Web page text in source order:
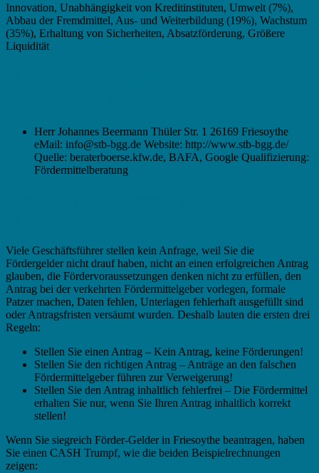
Innovation, Unabhängigkeit von Kreditinstituten, Umwelt (7%),
Abbau der Fremdmittel, Aus- und Weiterbildung (19%), Wachstum
(35%), Erhaltung von Sicherheiten, Absatzförderung, Größere
Liquidität
Herr Johannes Beermann Thüler Str. 1 26169 Friesoythe
eMail: info@stb-bgg.de Website: http://www.stb-bgg.de/
Quelle: beraterboerse.kfw.de, BAFA, Google Qualifizierung:
Fördermittelberatung
Viele Geschäftsführer stellen kein Anfrage, weil Sie die
Fördergelder nicht drauf haben, nicht an einen erfolgreichen Antrag
glauben, die Fördervoraussetzungen denken nicht zu erfüllen, den
Antrag bei der verkehrten Fördermittelgeber vorlegen, formale
Patzer machen, Daten fehlen, Unterlagen fehlerhaft ausgefüllt sind
oder Antragsfristen versäumt wurden. Deshalb lauten die ersten drei
Regeln:
Stellen Sie einen Antrag – Kein Antrag, keine Förderungen!
Stellen Sie den richtigen Antrag – Anträge an den falschen
Fördermittelgeber führen zur Verweigerung!
Stellen Sie den Antrag inhaltlich fehlerfrei – Die Fördermittel
erhalten Sie nur, wenn Sie Ihren Antrag inhaltlich korrekt
stellen!
Wenn Sie siegreich Förder-Gelder in Friesoythe beantragen, haben
Sie einen CASH Trumpf, wie die beiden Beispielrechnungen
zeigen: